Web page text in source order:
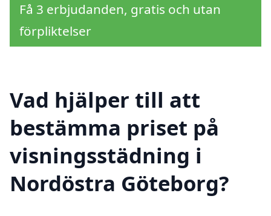
Få 3 erbjudanden, gratis och utan
förpliktelser
Vad hjälper till att
bestämma priset på
visningsstädning i
Nordöstra Göteborg?